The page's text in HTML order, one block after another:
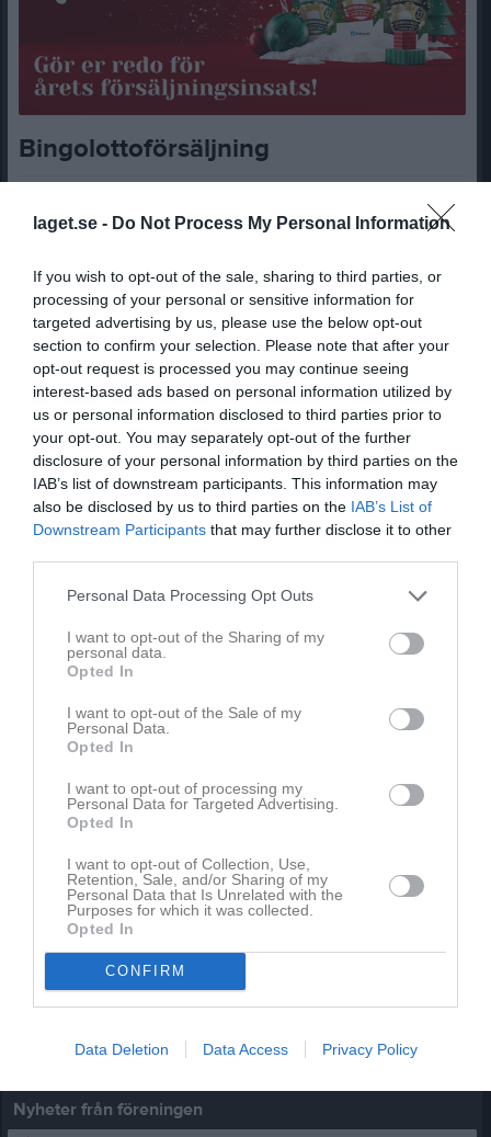
laget.se - Do Not Process My Personal Information
If you wish to opt-out of the sale, sharing to third parties, or
processing of your personal or sensitive information for
targeted advertising by us, please use the below opt-out
section to confirm your selection. Please note that after your
opt-out request is processed you may continue seeing
interest-based ads based on personal information utilized by
us or personal information disclosed to third parties prior to
your opt-out. You may separately opt-out of the further
disclosure of your personal information by third parties on the
IAB’s list of downstream participants. This information may
also be disclosed by us to third parties on the IAB’s List of
Downstream Participants that may further disclose it to other
Personal Data Processing Opt Outs
I want to opt-out of the Sharing of my
personal data.
Opted In
I want to opt-out of the Sale of my
Personal Data.
Opted In
I want to opt-out of processing my
Personal Data for Targeted Advertising.
Opted In
I want to opt-out of Collection, Use,
Retention, Sale, and/or Sharing of my
Personal Data that Is Unrelated with the
Purposes for which it was collected.
Opted In
CONFIRM
Data Deletion Data Access Privacy Policy
Bingolottoförsäljning
Hej gänget!
Då var det dags för årets klubbgemensamma försäljningsinsats!
Varje spelare säljer:
- 10 bingolotter à 100 kr
- 2 adventskalendrar à 100 kr
Lotterna och kalendrarna delas ut på träningarna de närmsta
veckorna, vinsten går till föreningens utveckling.
Inbetalning: 1 200 kr/spelare via Swish till Emelie Storm 0737-09
10 28, senast 25/12.
Ange barnets namn + “P-11” i meddelandet.
OBS!! Klubben tar inte emot returer så har du problem med att
Whatsappgrupp.
Tack för att ni hjälper till att stötta föreningen, hör av er vid
frågor!//Emelie
Administrationsansv.
Kommentera
Du måste logga in för att kommentera
Nyheter från föreningen